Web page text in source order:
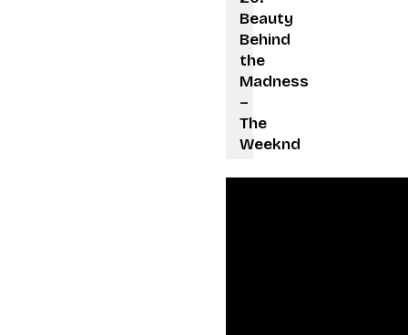
Beauty
Behind
the
Madness
–
The
Weeknd